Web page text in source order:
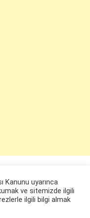
Kanunu uyarınca
ve sitemizde ilgili
ilgili bilgi almak